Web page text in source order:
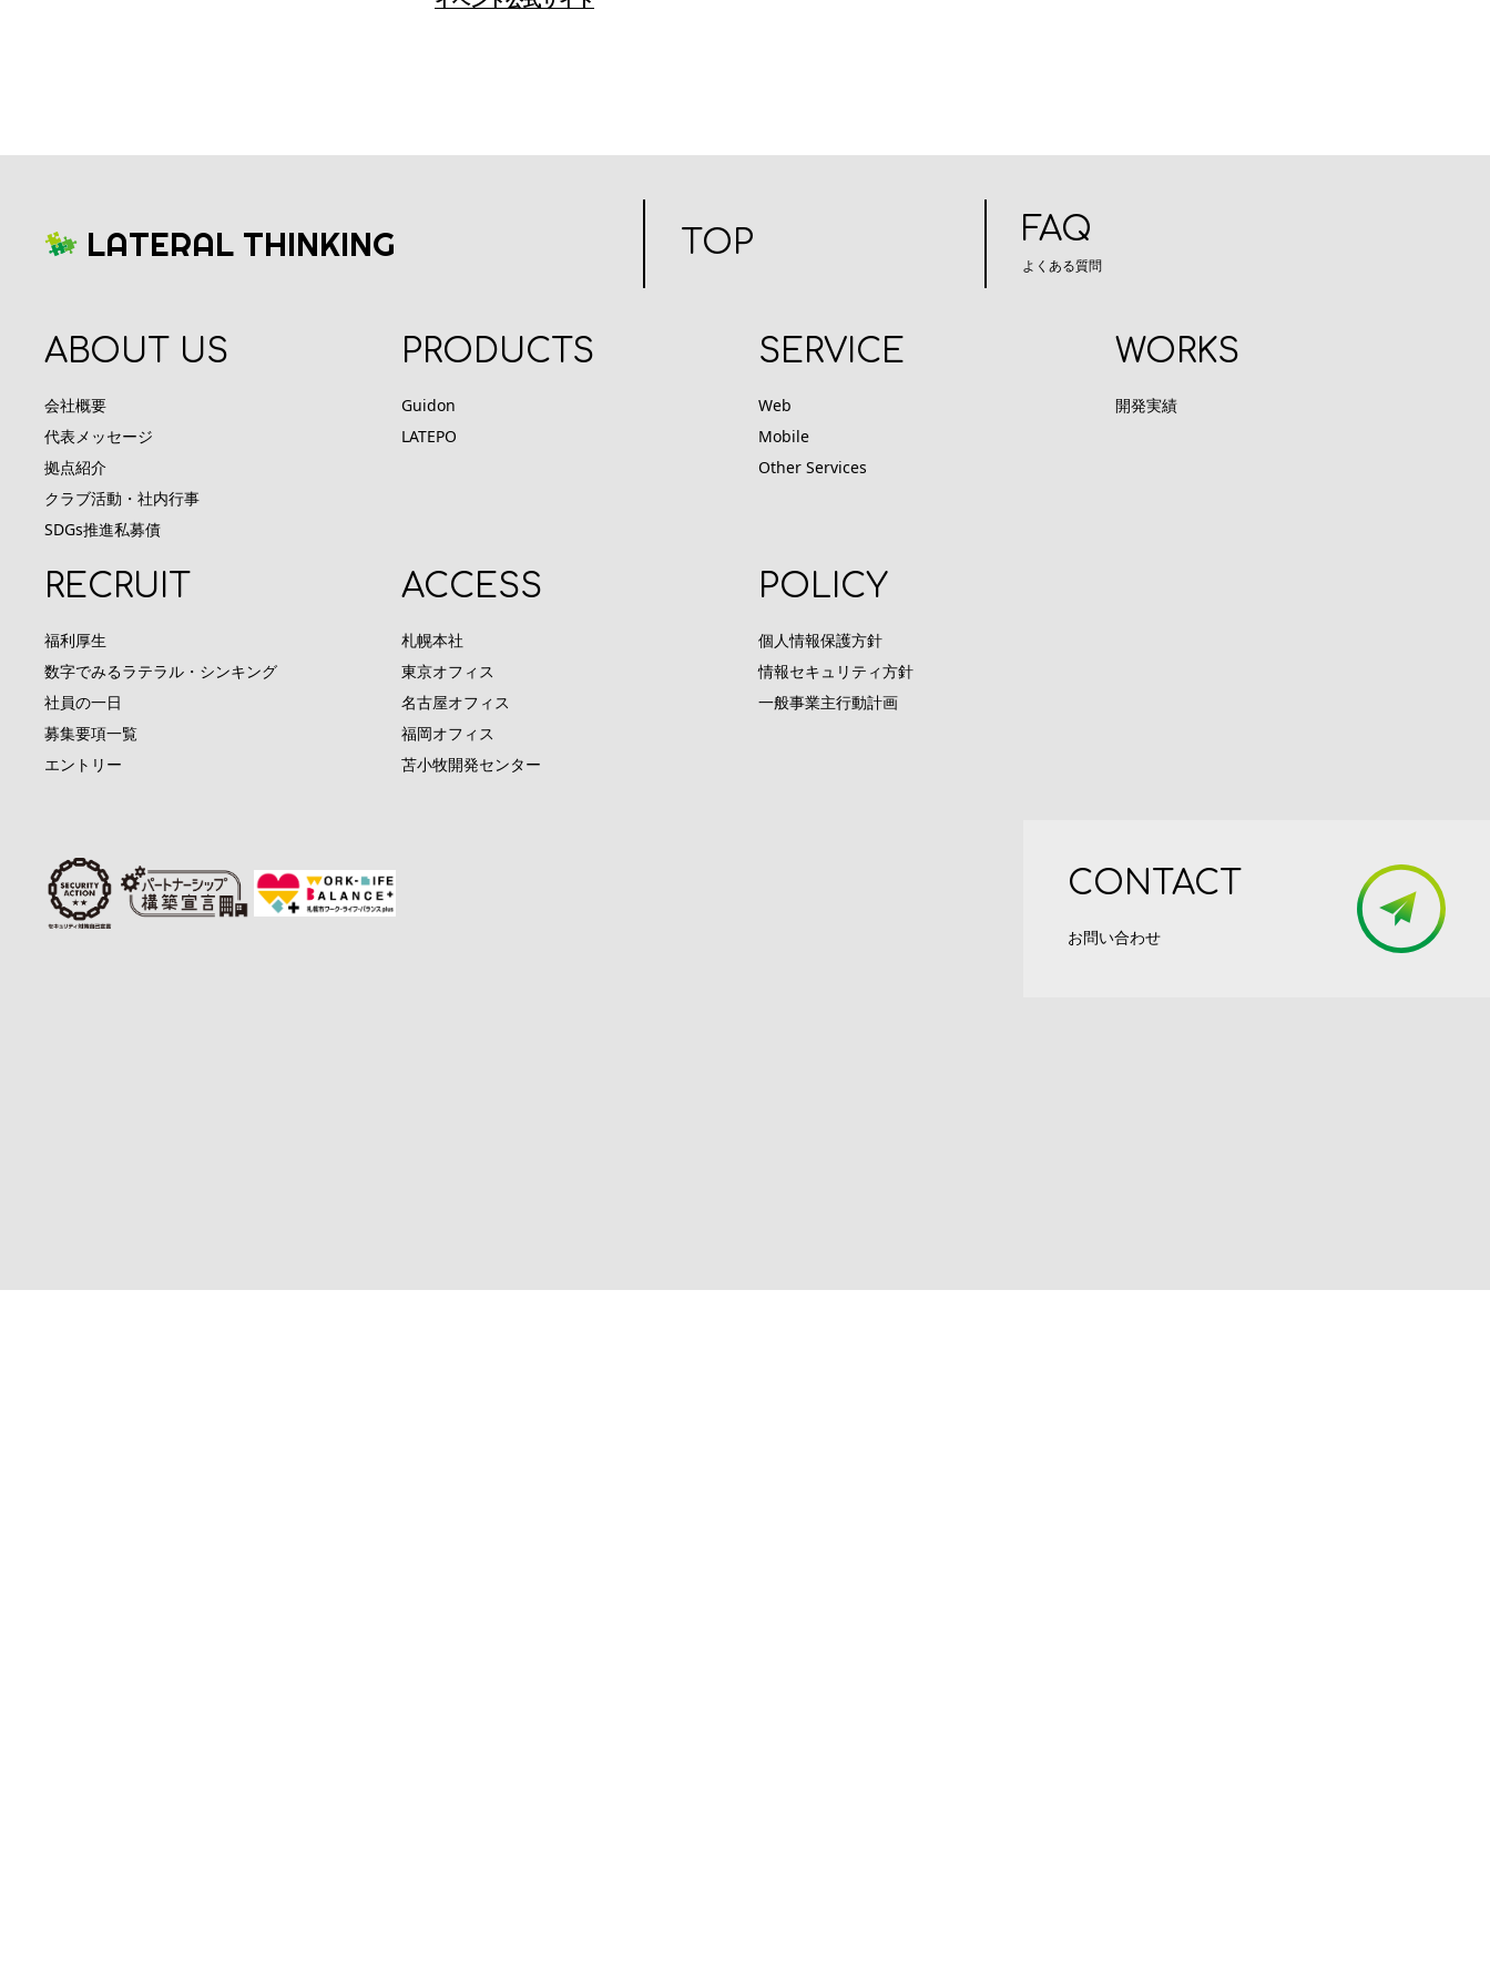
LATERAL THINKING TOP FAQ
よくある質問
ABOUT US
会社概要
代表メッセージ
拠点紹介
クラブ活動・社内行事
SDGs推進私募債
PRODUCTS
Guidon
LATEPO
SERVICE
Web
Mobile
Other Services
WORKS
開発実績
RECRUIT
福利厚生
数字でみるラテラル・シンキング
社員の一日
募集要項一覧
エントリー
ACCESS
札幌本社
東京オフィス
名古屋オフィス
福岡オフィス
苫小牧開発センター
POLICY
個人情報保護方針
情報セキュリティ方針
一般事業主行動計画
CONTACT
お問い合わせ